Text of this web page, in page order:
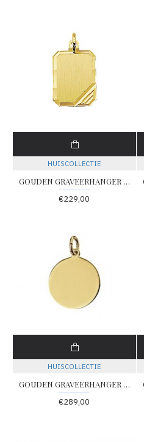
HUISCOLLECTIE
GOUDEN GRAVEERHANGER RECHTHOEKIG GEDIAMANTEERD 12X16MM - 78099 - 4018352
€229,00
HUISCOLLECTIE
GOUDEN GRAVEERHANGER ROND GLANS 16MM - 78101 - 4018354
€289,00